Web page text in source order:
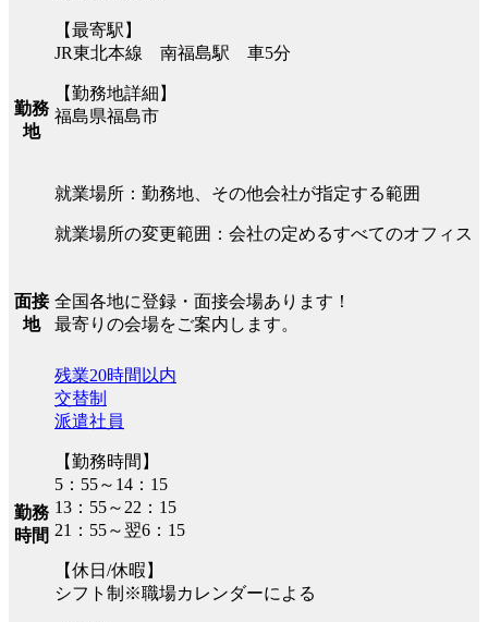
勤務
地
【最寄駅】
JR東北本線 南福島駅 車5分
【勤務地詳細】
福島県福島市
就業場所：勤務地、その他会社が指定する範囲
就業場所の変更範囲：会社の定めるすべてのオフィス
面接
地
全国各地に登録・面接会場あります！
最寄りの会場をご案内します。
勤務
時間
残業20時間以内
交替制
派遣社員
【勤務時間】
5：55～14：15
13：55～22：15
21：55～翌6：15
【休日/休暇】
シフト制※職場カレンダーによる